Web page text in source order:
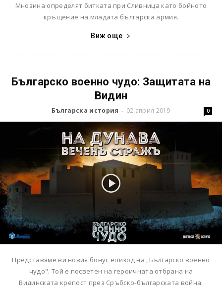
Мнозина определят битката при Сливница като бойното
кръщение на младата българска армия.
Виж още
Българско военно чудо: Защитата на
Видин
Българска история - 02 април 2019 0
Представяме ви новия бонус епизод на „Българско военно
чудо". Той е посветен на героичната отбрана на
Видинската крепост през Сръбско-българската война.